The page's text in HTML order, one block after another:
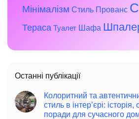
Мінімалізм Стиль Прованс
Тераса Туалет Шафа
Останні публікації
Колоритний та
стиль в інтер’єрі: історія,
поради для сучасного